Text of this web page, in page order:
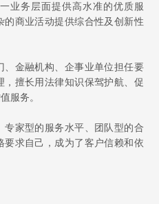
业务层面提供高水准的优质服
商业活动提供综合性及创新性
金融机构、企事业单位担任要
擅长用法律知识保驾护航、促
服务。
家型的服务水平、团队型的合
求自己，成为了客户信赖和依